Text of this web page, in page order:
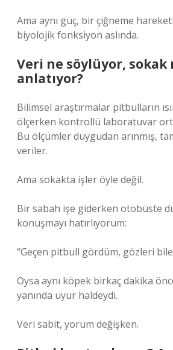
Ama aynı güç, bir çiğneme
biyolojik fonksiyon aslında.
Veri ne söylüyor, sokak
anlatıyor?
Bilimsel araştırmalar pitbulların
ölçerken kontrollü laboratuvar
Bu ölçümler duygudan arınmış,
veriler.
Ama sokakta işler öyle değil.
Bir sabah işe giderken otobüste
konuşmayı hatırlıyorum:
“Geçen pitbull gördüm, gözleri
Oysa aynı köpek birkaç dakika
yanında uyur haldeydi.
Veri sabit, yorum değişken.